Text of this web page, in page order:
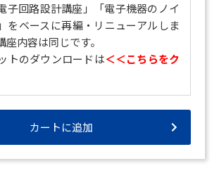
子回路設計講座」「電子機器のノイ
をベースに再編・リニューアルしま
座内容は同じです。
トのダウンロードは＜＜こちらをク
カートに追加